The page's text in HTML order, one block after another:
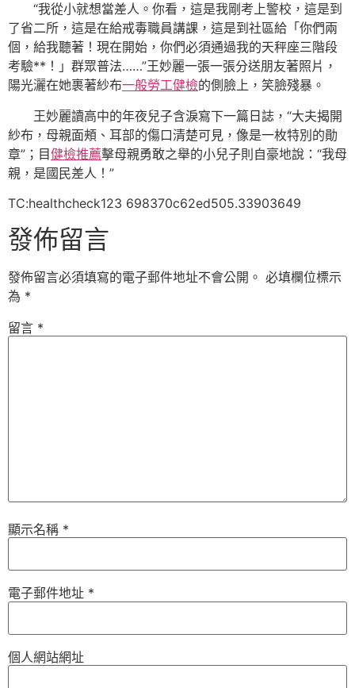
“我從小就想當差人。你看，這是我剛考上警校，這是到
了省二所，這是在給戒毒職員講課，這是到社區給「你們兩
個，給我聽著！現在開始，你們必須通過我的天秤座三階段
考驗**！」群眾普法……”王妙麗一張一張分送朋友著照片，
陽光灑在她裹著紗布一般勞工健檢的側臉上，笑臉殘暴。
王妙麗讀高中的年夜兒子含淚寫下一篇日誌，“大夫揭開
紗布，母親面頰、耳部的傷口清楚可見，像是一枚特別的勛
章”；目健檢推薦擊母親勇敢之舉的小兒子則自豪地說：“我母
親，是國民差人！”
TC:healthcheck123 698370c62ed505.33903649
發佈留言
發佈留言必須填寫的電子郵件地址不會公開。 必填欄位標示
為 *
留言 *
顯示名稱 *
電子郵件地址 *
個人網站網址